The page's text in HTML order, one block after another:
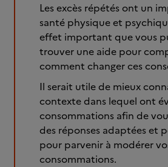
Les excès répétés ont un
santé physique et
effet important que vous
trouver une aide pour
comment changer ces
Il serait utile de mieux
contexte dans lequel ont
consommations afin de
des réponses adaptées et
pour parvenir à modérer
consommations.